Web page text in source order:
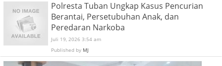
Polresta Tuban Ungkap Kasus Pencurian
Berantai, Persetubuhan Anak, dan
Peredaran Narkoba
Juli 19, 2026 3:54 am
Published by MJ